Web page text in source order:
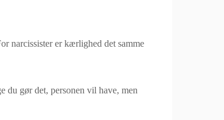
narcissister er kærlighed det samme
du gør det, personen vil have, men